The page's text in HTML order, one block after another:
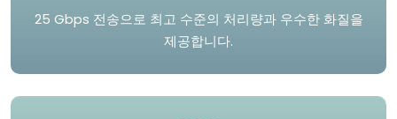
25 Gbps 전송으로 최고 수준의 처리량과 우수한 화질을
제공합니다.